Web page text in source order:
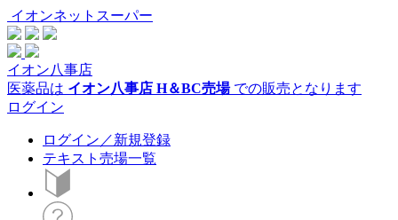
イオンネットスーパー
イオン八事店
医薬品は イオン八事店 H＆BC売場での販売となります
ログイン
ログイン／新規登録
テキスト売場一覧